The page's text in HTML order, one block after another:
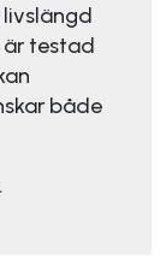
är testad
både